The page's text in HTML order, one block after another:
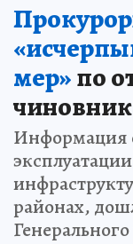
мер»по
Информация
районах,